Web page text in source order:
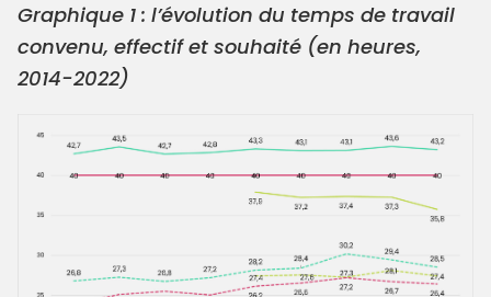
Graphique 1 : l’évolution du temps de travail
convenu, effectif et souhaité (en heures,
2014-2022)